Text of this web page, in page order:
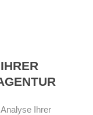
Ihrer